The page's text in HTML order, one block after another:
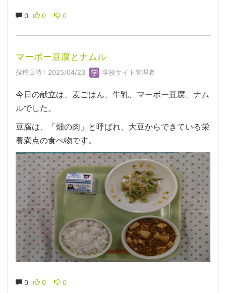
0 0 0
マーボー豆腐とナムル
投稿日時 : 2025/04/23 学校サイト管理者
今日の献立は、麦ごはん、牛乳、マーボー豆腐、ナム
ルでした。
豆腐は、「畑の肉」と呼ばれ、大豆からできている栄
養満点の食べ物です。
0 0 0